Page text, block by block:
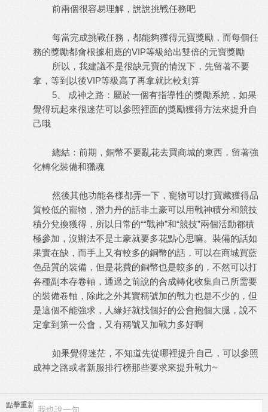
前兩個很容易理解，說說挑戰任務吧
每當完成挑戰任務，都能夠獲得元寶獎勵，而每個任
務的獎勵都會根據相應的VIP等級給出雙倍的元寶獎勵
所以，我建議不是很缺元寶的情況下，先留著不要
拿，等到以後VIP等級高了再拿就比較划算
5、 成神之路：屬於一個有指導性的獎勵系統，如果
覺得玩起來很迷茫可以參照裡面的獎勵獲得方法來提升自
己哦
總結：前期，銅幣不要亂花去買商城的東西，留著強
化轉化裝備和獵魂
然後其他功能各樣都弄一下，寵物可以打寶藏獲得品
質較低的寵物，潛力丹的話非土豪可以用戰神積分和競技
積分兌換獲得，所以日常的““戰神”和“競技”兩個活動都積
極參加，沒辦法不是土豪就要多花點心思嘛。裝備的話如
果實在缺，而手上又有較多的銅幣的話，可以在商城買藍
色品質的裝備，但是花費的銅幣也是較多的，不然可以打
各種副本存卷軸，通過之前說的合成轉化收集自己所需要
的裝備卷軸，除此之外其實稱號加的戰力也是不少的，但
是這個不能強求，人緣好就找個好的公會抱個大腿，說不
定拿到第一公會，又有稱號又加戰力多好啊
如果覺得迷茫，不知道先從哪裡提升自己，可以參照
成神之路或者新服排行榜那些要求來提升戰力~
點擊重新加載